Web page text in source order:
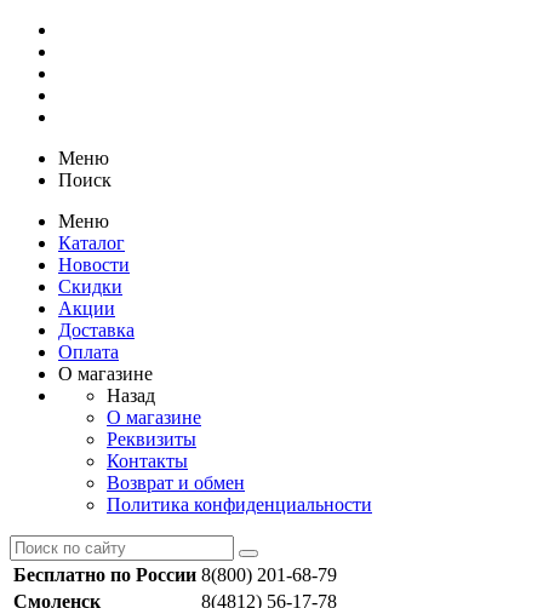
Меню
Поиск
Меню
Каталог
Новости
Скидки
Акции
Доставка
Оплата
О магазине
Назад
О магазине
Реквизиты
Контакты
Возврат и обмен
Политика конфиденциальности
Бесплатно по России 8(800) 201-68-79
Смоленск
8(4812) 56-17-78